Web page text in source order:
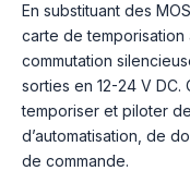
En substituant des
carte de
commutation
sorties en 12-24 V DC.
temporiser et piloter
d’automatisation, de
de commande.